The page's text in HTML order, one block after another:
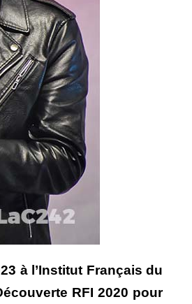
à l’Institut Français du
RFI 2020 pour